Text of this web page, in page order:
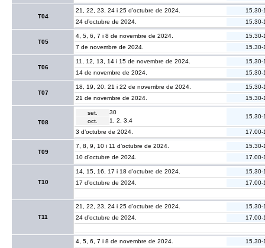
T04
21, 22, 23, 24 i 25 d’octubre de 2024.
15.30-
24 d’octubre de 2024.
15.30-
T05
4, 5, 6, 7 i 8 de novembre de 2024.
15.30-
7 de novembre de 2024.
15.30-
T06
11, 12, 13, 14 i 15 de novembre de 2024.
15.30-
14 de novembre de 2024.
15.30-
T07
18, 19, 20, 21 i 22 de novembre de 2024.
15.30-
21 de novembre de 2024.
15.30-
T08
set.
30
oct.
1, 2, 3,4
15.30-
3 d’octubre de 2024. 17.00-
T09
7, 8, 9, 10 i 11 d’octubre de 2024.
15.30-
10 d’octubre de 2024.
17.00-
T10
14, 15, 16, 17 i 18 d’octubre de 2024.
15.30-
17 d’octubre de 2024.
17.00-
T11
21, 22, 23, 24 i 25 d’octubre de 2024.
15.30-
24 d’octubre de 2024.
17.00-
4, 5, 6, 7 i 8 de novembre de 2024.
15.30-